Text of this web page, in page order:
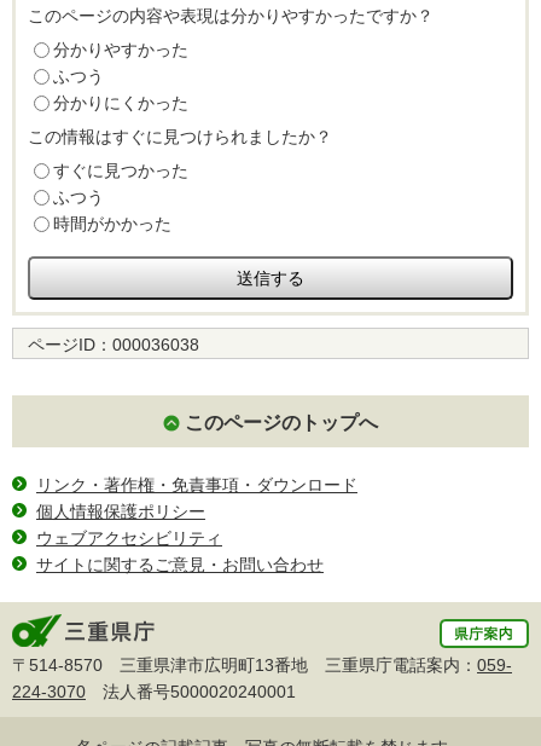
このページの内容や表現は分かりやすかったですか？
分かりやすかった
ふつう
分かりにくかった
この情報はすぐに見つけられましたか？
すぐに見つかった
ふつう
時間がかかった
ページID： 000036038
このページのトップへ
リンク・著作権・免責事項・ダウンロード
個人情報保護ポリシー
ウェブアクセシビリティ
サイトに関するご意見・お問い合わせ
〒514-8570 三重県津市広明町13番地 三重県庁電話案内： 059-
224-3070 法人番号5000020240001